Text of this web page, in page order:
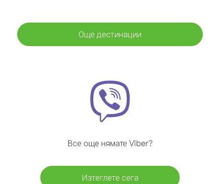
Още дестинации
Все още нямате Viber?
Изтеглете сега